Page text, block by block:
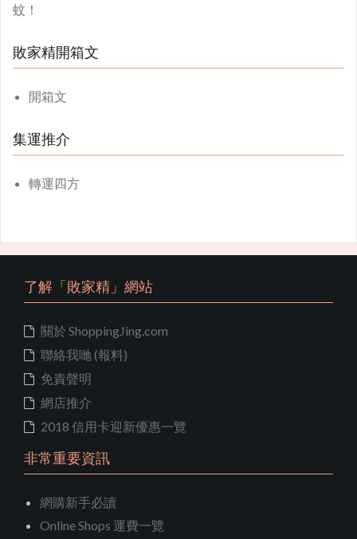
蚊！
敗家精開箱文
開箱文
集運推介
轉運四方
了解「敗家精」網站
關於 ShoppingJing.com
聯絡我哋 (報料)
免責聲明
網店推介
2018 信用卡迎新優惠一覽
非常重要資訊
網購新手必讀
Online Shops 運費一覽